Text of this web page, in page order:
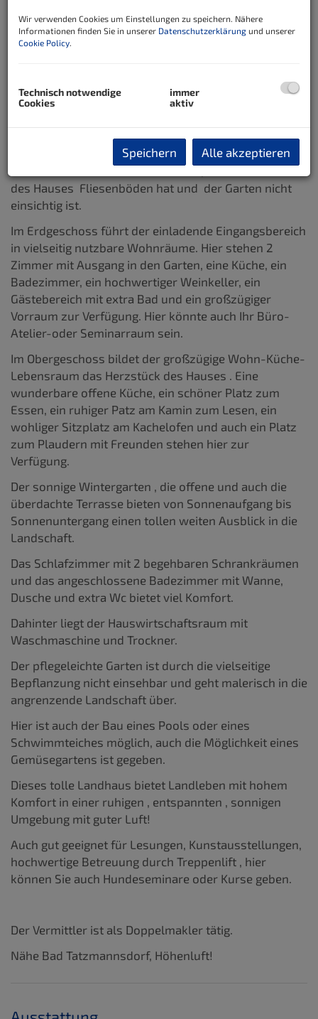
Beschreibung
Dieses tolle Landhaus liegt in erhöhter Lage , Nähe
Das Haus bietet 2 Wohnebenen, ist daher sowohl für
eine Familie, aber auch für Wohnen und Arbeiten an
einem Platz sehr gut geeignet.
Ideal auch für HUNDE und KATZEN , da der Großteil
des Hauses Fliesenböden hat und der Garten nicht
einsichtig ist.
Im Erdgeschoss führt der einladende Eingangsbereich
in vielseitig nutzbare Wohnräume. Hier stehen 2
Zimmer mit Ausgang in den Garten, eine Küche, ein
Badezimmer, ein hochwertiger Weinkeller, ein
Gästebereich mit extra Bad und ein großzügiger
Vorraum zur Verfügung. Hier könnte auch Ihr Büro-
Atelier-oder Seminarraum sein.
Im Obergeschoss bildet der großzügige Wohn-Küche-
Lebensraum das Herzstück des Hauses . Eine
wunderbare offene Küche, ein schöner Platz zum
Essen, ein ruhiger Patz am Kamin zum Lesen, ein
wohliger Sitzplatz am Kachelofen und auch ein Platz
zum Plaudern mit Freunden stehen hier zur
Verfügung.
Der sonnige Wintergarten , die offene und auch die
überdachte Terrasse bieten von Sonnenaufgang bis
Sonnenuntergang einen tollen weiten Ausblick in die
Landschaft.
Das Schlafzimmer mit 2 begehbaren Schrankräumen
und das angeschlossene Badezimmer mit Wanne,
Dusche und extra Wc bietet viel Komfort.
Dahinter liegt der Hauswirtschaftsraum mit
Waschmaschine und Trockner.
Der pflegeleichte Garten ist durch die vielseitige
Bepflanzung nicht einsehbar und geht malerisch in die
angrenzende Landschaft über.
Hier ist auch der Bau eines Pools oder eines
Schwimmteiches möglich, auch die Möglichkeit eines
Gemüsegartens ist gegeben.
Dieses tolle Landhaus bietet Landleben mit hohem
Komfort in einer ruhigen , entspannten , sonnigen
Umgebung mit guter Luft!
Auch gut geeignet für Lesungen, Kunstausstellungen,
hochwertige Betreuung durch Treppenlift , hier
können Sie auch Hundeseminare oder Kurse geben.
Der Vermittler ist als Doppelmakler tätig.
Nähe Bad Tatzmannsdorf, Höhenluft!
Wir verwenden Cookies um Einstellungen zu speichern. Nähere
Informationen finden Sie in unserer Datenschutzerklärung und unserer
Cookie Policy.
Technisch notwendige
Cookies
immer
aktiv
Speichern Alle akzeptieren